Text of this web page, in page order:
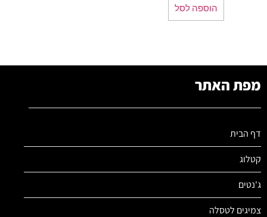
הוספה לסל
מפת האתר
דף הבית
קטלוג
ג'נטים
צמיגים לטסלה